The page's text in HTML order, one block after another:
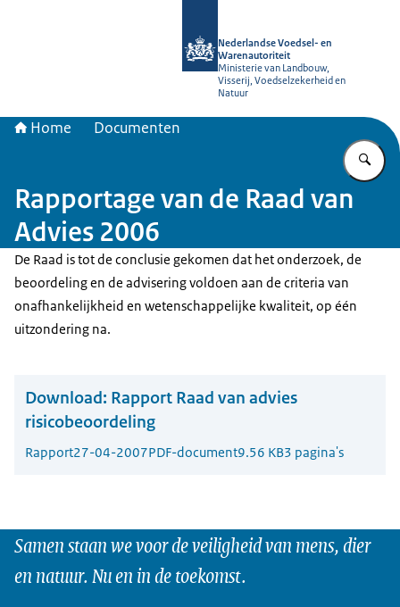
Nederlandse Voedsel- en
Warenautoriteit
Ministerie van Landbouw,
Visserij, Voedselzekerheid en
Natuur
Home Documenten
Rapportage van de Raad van
Advies 2006
De Raad is tot de conclusie gekomen dat het onderzoek, de
beoordeling en de advisering voldoen aan de criteria van
onafhankelijkheid en wetenschappelijke kwaliteit, op één
uitzondering na.
Download: Rapport Raad van advies
risicobeoordeling
Rapport27-04-2007PDF-document9.56 KB3 pagina's
Samen staan we voor de veiligheid van mens, dier
en natuur. Nu en in de toekomst.